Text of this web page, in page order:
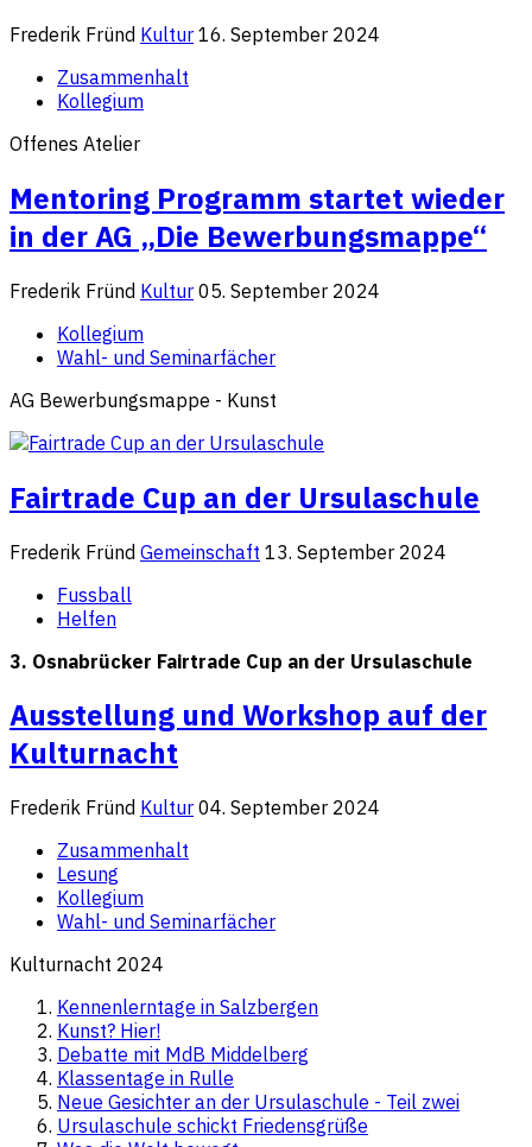
Frederik Fründ Kultur 16. September 2024
Zusammenhalt
Kollegium
Offenes Atelier
Mentoring Programm startet wieder
in der AG „Die Bewerbungsmappe“
Frederik Fründ Kultur 05. September 2024
Kollegium
Wahl- und Seminarfächer
AG Bewerbungsmappe - Kunst
Fairtrade Cup an der Ursulaschule
Frederik Fründ Gemeinschaft 13. September 2024
Fussball
Helfen
3. Osnabrücker Fairtrade Cup an der Ursulaschule
Ausstellung und Workshop auf der
Kulturnacht
Frederik Fründ Kultur 04. September 2024
Zusammenhalt
Lesung
Kollegium
Wahl- und Seminarfächer
Kulturnacht 2024
Kennenlerntage in Salzbergen
Kunst? Hier!
Debatte mit MdB Middelberg
Klassentage in Rulle
Neue Gesichter an der Ursulaschule - Teil zwei
Ursulaschule schickt Friedensgrüße